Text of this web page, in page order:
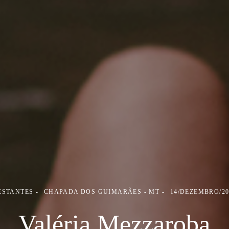
CHAPADA DOS GUIMARÃES - MT 14/DEZEMBRO/